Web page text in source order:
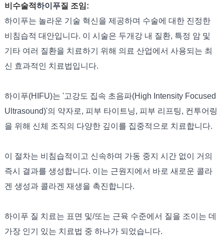
비수술적하이푸질 조임:
하이푸는 놀라운 기술 혁신을 제공하며 수술에 대한 진정한
비침습적 대안입니다. 이 시술은 두개강 내 질환, 특정 암 및
기타 여러 질환을 치료하기 위해 의료 산업에서 사용되는 최
신 효과적인 치료법입니다.
하이푸(HIFU)는 '고강도 집속 초음파(High Intensity Focused
Ultrasound)'의 약자로, 피부 타이트닝, 피부 리프팅, 컨투어링
을 위해 신체 조직의 다양한 깊이를 집중적으로 치료합니다.
이 절차는 비침습적이고 신속하며 가동 중지 시간 없이 거의
즉시 결과를 생성합니다. 이는 근원지에서 바로 새로운 콜라
겐 생성과 콜라겐 재생을 촉진합니다.
하이푸 질 치료는 표면 및/또는 근육 수준에서 질을 조이는 데
가장 인기 있는 치료법 중 하나가 되었습니다.